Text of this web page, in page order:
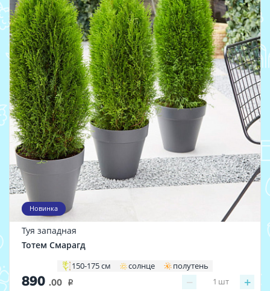
Новинка
Туя западная
Тотем Смарагд
150-175 см солнце полутень
890 .00 i − +
1 шт